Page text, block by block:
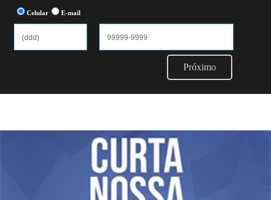
Celular E-mail
Próximo